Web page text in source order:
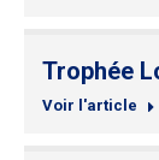
Trophée
Voir l'article